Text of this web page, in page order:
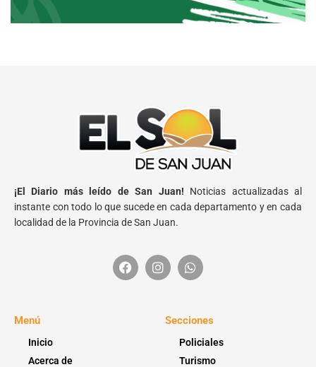
¡El Diario más leído de San Juan! Noticias actualizadas al
instante con todo lo que sucede en cada departamento y en cada
localidad de la Provincia de San Juan.
Menú
Inicio
Acerca de
Secciones
Policiales
Turismo